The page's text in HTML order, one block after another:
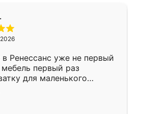
Ренессанс уже не первый
первый раз
для маленького
рождении ,во второй раз
По качеству очень
достаточно быстрая,